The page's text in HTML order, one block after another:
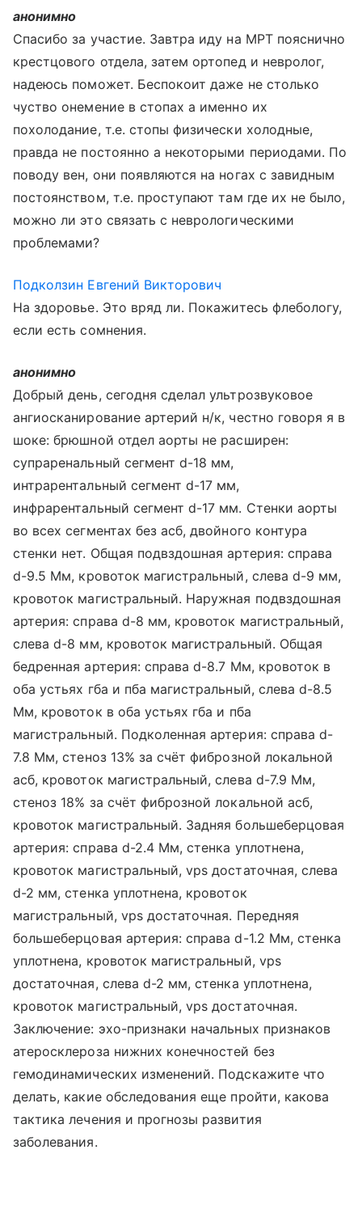
анонимно
Спасибо за участие. Завтра иду на МРТ пояснично
крестцового отдела, затем ортопед и невролог,
надеюсь поможет. Беспокоит даже не столько
чуство онемение в стопах а именно их
похолодание, т.е. стопы физически холодные,
правда не постоянно а некоторыми периодами. По
поводу вен, они появляются на ногах с завидным
постоянством, т.е. проступают там где их не было,
можно ли это связать с неврологическими
проблемами?
Подколзин Евгений Викторович
На здоровье. Это вряд ли. Покажитесь флебологу,
если есть сомнения.
анонимно
Добрый день, сегодня сделал ультрозвуковое
ангиосканирование артерий н/к, честно говоря я в
шоке: брюшной отдел аорты не расширен:
супраренальный сегмент d-18 мм,
интрарентальный сегмент d-17 мм,
инфрарентальный сегмент d-17 мм. Стенки аорты
во всех сегментах без асб, двойного контура
стенки нет. Общая подвздошная артерия: справа
d-9.5 Мм, кровоток магистральный, слева d-9 мм,
кровоток магистральный. Наружная подвздошная
артерия: справа d-8 мм, кровоток магистральный,
слева d-8 мм, кровоток магистральный. Общая
бедренная артерия: справа d-8.7 Мм, кровоток в
оба устьях гба и пба магистральный, слева d-8.5
Мм, кровоток в оба устьях гба и пба
магистральный. Подколенная артерия: справа d-
7.8 Мм, стеноз 13% за счёт фиброзной локальной
асб, кровоток магистральный, слева d-7.9 Мм,
стеноз 18% за счёт фиброзной локальной асб,
кровоток магистральный. Задняя большеберцовая
артерия: справа d-2.4 Мм, стенка уплотнена,
кровоток магистральный, vps достаточная, слева
d-2 мм, стенка уплотнена, кровоток
магистральный, vps достаточная. Передняя
большеберцовая артерия: справа d-1.2 Мм, стенка
уплотнена, кровоток магистральный, vps
достаточная, слева d-2 мм, стенка уплотнена,
кровоток магистральный, vps достаточная.
Заключение: эхо-признаки начальных признаков
атеросклероза нижних конечностей без
гемодинамических изменений. Подскажите что
делать, какие обследования еще пройти, какова
тактика лечения и прогнозы развития
заболевания.